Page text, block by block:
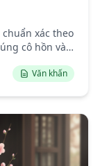
xác theo
cô hồn và
Văn khấn